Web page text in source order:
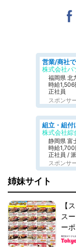
株式会社パ
福岡県 北
時給1,506
正社員
スポンサ
株式会社綜
静岡県 富
時給
正社員 /
スポンサ
姉妹サイト
【
ス
ー